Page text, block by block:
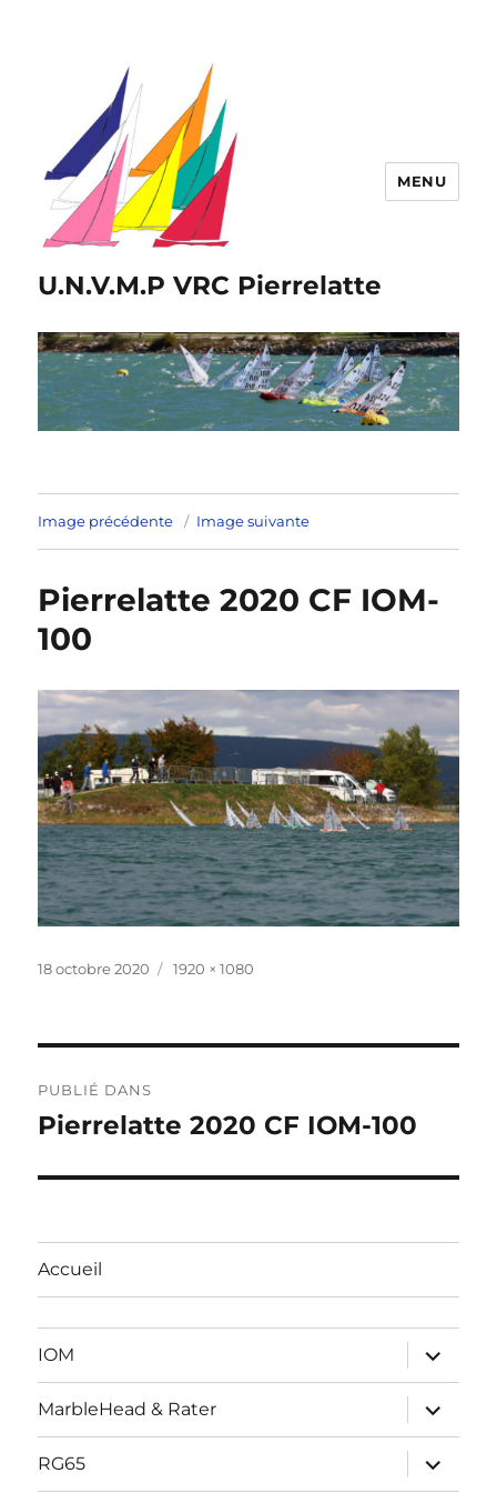
U.N.V.M.P VRC Pierrelatte
MENU
Image précédente Image suivante
Pierrelatte 2020 CF IOM-
100
Publié
18 octobre 2020
Taille
1920 × 1080
de
PUBLIÉ DANS
Pierrelatte 2020 CF IOM-100
Accueil
IOM
ouvrir
le
sous-
menu
MarbleHead & Rater
ouvrir
le
sous-
menu
RG65
ouvrir
le